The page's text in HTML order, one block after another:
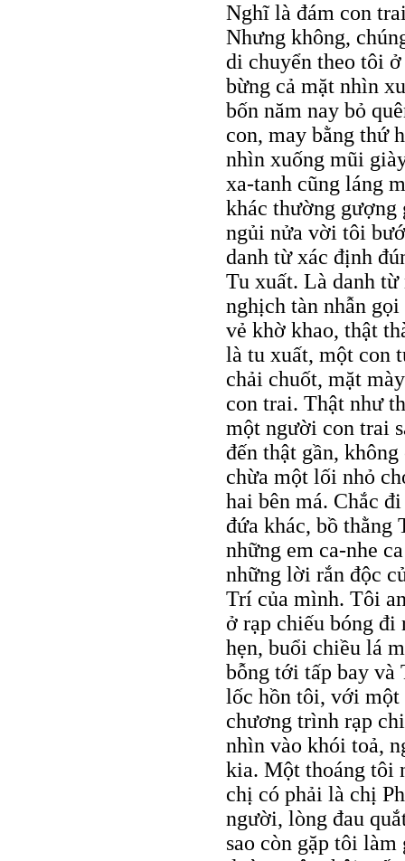
Nghĩ là đám con
Nhưng không,
di chuyển theo tôi
bừng cả mặt nhìn
bốn năm nay bỏ
con, may bằng thứ
nhìn xuống mũi
xa-tanh cũng láng
khác thường gượng
ngủi nửa vời tôi
danh từ xác định
Tu xuất. Là danh
nghịch tàn nhẫn
vẻ khờ khao, thật
là tu xuất, một con
chải chuốt, mặt
con trai. Thật như
một người con trai
đến thật gần,
chừa một lối nhỏ
hai bên má. Chắc
đứa khác, bồ thằng
những em ca-nhe
những lời rắn độc
Trí của mình. Tôi
ở rạp chiếu bóng đi
hẹn, buổi chiều lá
bỗng tới tấp bay và
lốc hồn tôi, với một
chương trình rạp
nhìn vào khói toả,
kia. Một thoáng tôi
chị có phải là chị
người, lòng đau
sao còn gặp tôi